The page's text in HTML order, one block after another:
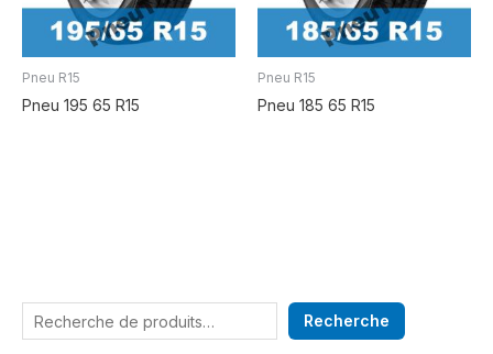
Recherche
Pneu R15
Pneu 195 65 R15
Pneu R15
Pneu 185 65 R15